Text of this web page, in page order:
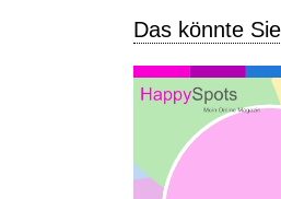
Das könnte